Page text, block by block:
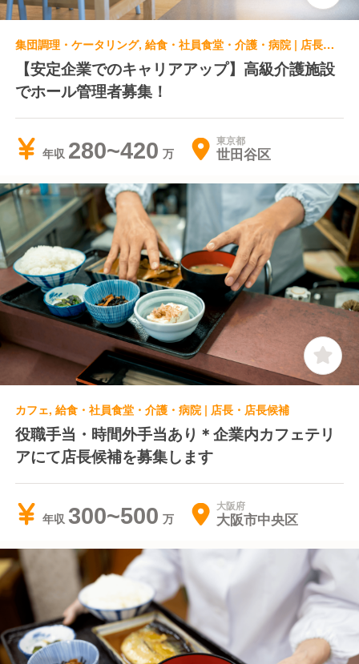
集団調理・ケータリング, 給食・社員食堂・介護・病院 | 店長・店長候補
【安定企業でのキャリアアップ】高級介護施設
でホール管理者募集！
年収 280~420 東京都
世田谷区
カフェ, 給食・社員食堂・介護・病院 | 店長・店長候補
役職手当・時間外手当あり＊企業内カフェテリ
アにて店長候補を募集します
年収 300~500 大阪府
大阪市中央区